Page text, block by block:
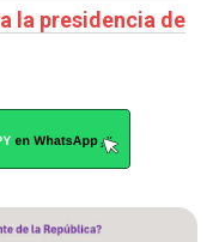
la presidencia de